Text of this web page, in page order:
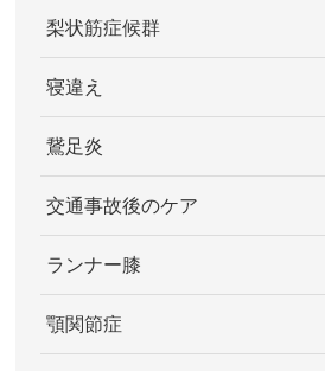
梨状筋症候群
寝違え
鵞足炎
交通事故後のケア
ランナー膝
顎関節症